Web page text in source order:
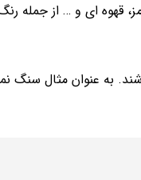
قهوه ای و … از جمله
به عنوان مثال سنگ